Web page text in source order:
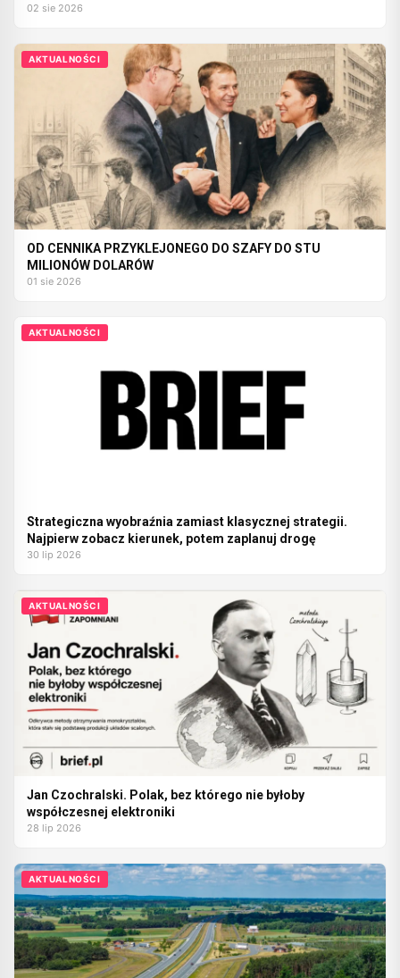
02 sie 2026
AKTUALNOŚCI
OD CENNIKA PRZYKLEJONEGO DO SZAFY DO STU
MILIONÓW DOLARÓW
01 sie 2026
AKTUALNOŚCI
Strategiczna wyobraźnia zamiast klasycznej strategii.
Najpierw zobacz kierunek, potem zaplanuj drogę
30 lip 2026
AKTUALNOŚCI
Jan Czochralski. Polak, bez którego nie byłoby
współczesnej elektroniki
28 lip 2026
AKTUALNOŚCI